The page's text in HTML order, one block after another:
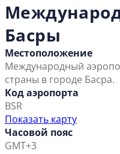
Басры
Местоположение
Международный
страны в городе Басра.
Код аэропорта
BSR
Показать карту
Часовой пояс
GMT+3